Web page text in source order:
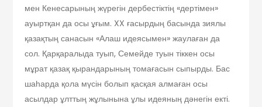
мен Кенесарының жүрегін дербестіктің «дертімен»
ауыртқан да осы ұғым. XX ғасырдың басында зиялы
қазақтың санасын «Алаш идеясымен» жаулаған да
сол. Қарқаралыда туып, Семейде туын тіккен осы
мұрат қазақ қырандарының томағасын сыпырды. Бас
шаһарда қола мүсін болып қасқая алмаған осы
асылдар ұлттың жұлынына ұлы идеяның дәнегін екті.